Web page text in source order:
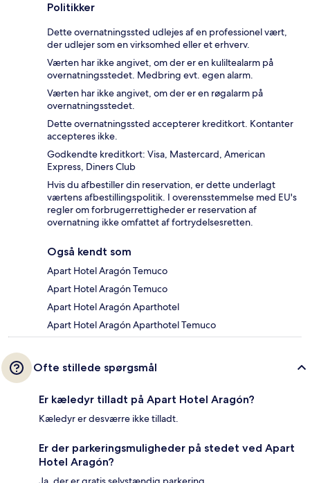
Politikker
Dette overnatningssted udlejes af en professionel vært,
der udlejer som en virksomhed eller et erhverv.
Værten har ikke angivet, om der er en kuliltealarm på
overnatningsstedet. Medbring evt. egen alarm.
Værten har ikke angivet, om der er en røgalarm på
overnatningsstedet.
Dette overnatningssted accepterer kreditkort. Kontanter
accepteres ikke.
Godkendte kreditkort: Visa, Mastercard, American
Express, Diners Club
Hvis du afbestiller din reservation, er dette underlagt
værtens afbestillingspolitik. I overensstemmelse med EU's
regler om forbrugerrettigheder er reservation af
overnatning ikke omfattet af fortrydelsesretten.
Også kendt som
Apart Hotel Aragón Temuco
Apart Hotel Aragón Temuco
Apart Hotel Aragón Aparthotel
Apart Hotel Aragón Aparthotel Temuco
Ofte stillede spørgsmål
Er kæledyr tilladt på Apart Hotel Aragón?
Kæledyr er desværre ikke tilladt.
Er der parkeringsmuligheder på stedet ved Apart
Hotel Aragón?